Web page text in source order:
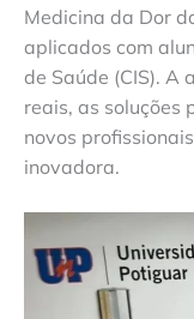
Medicina da Dor
aplicados com
de Saúde (CIS). A
reais, as soluções
novos
inovadora.